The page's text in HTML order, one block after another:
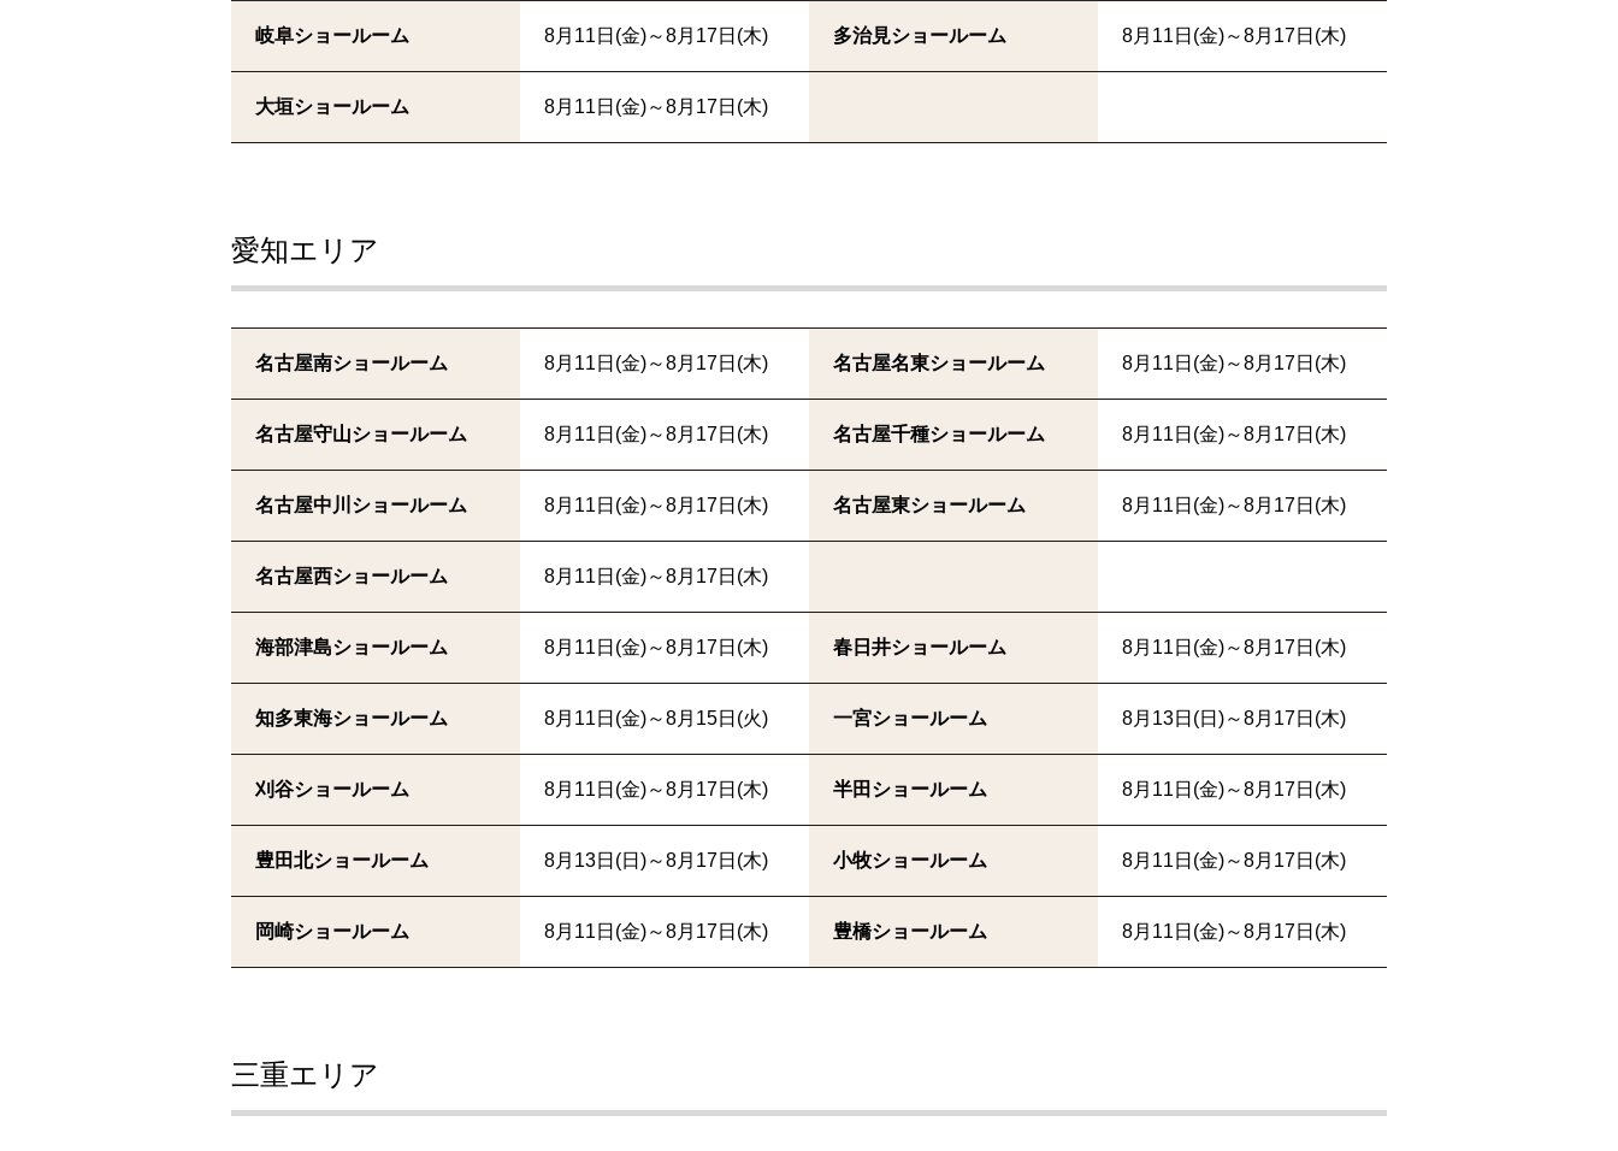
岐阜ショールーム 8月11日(金)～8月17日(木) 多治見ショールーム 8月11日(金)～8月17日(木)
大垣ショールーム 8月11日(金)～8月17日(木)
愛知エリア
名古屋南ショールーム 8月11日(金)～8月17日(木) 名古屋名東ショールーム 8月11日(金)～8月17日(木)
名古屋守山ショールーム 8月11日(金)～8月17日(木) 名古屋千種ショールーム 8月11日(金)～8月17日(木)
名古屋中川ショールーム 8月11日(金)～8月17日(木) 名古屋東ショールーム 8月11日(金)～8月17日(木)
名古屋西ショールーム 8月11日(金)～8月17日(木)
海部津島ショールーム 8月11日(金)～8月17日(木) 春日井ショールーム 8月11日(金)～8月17日(木)
知多東海ショールーム 8月11日(金)～8月15日(火) 一宮ショールーム 8月13日(日)～8月17日(木)
刈谷ショールーム 8月11日(金)～8月17日(木) 半田ショールーム 8月11日(金)～8月17日(木)
豊田北ショールーム 8月13日(日)～8月17日(木) 小牧ショールーム 8月11日(金)～8月17日(木)
岡崎ショールーム 8月11日(金)～8月17日(木) 豊橋ショールーム 8月11日(金)～8月17日(木)
三重エリア